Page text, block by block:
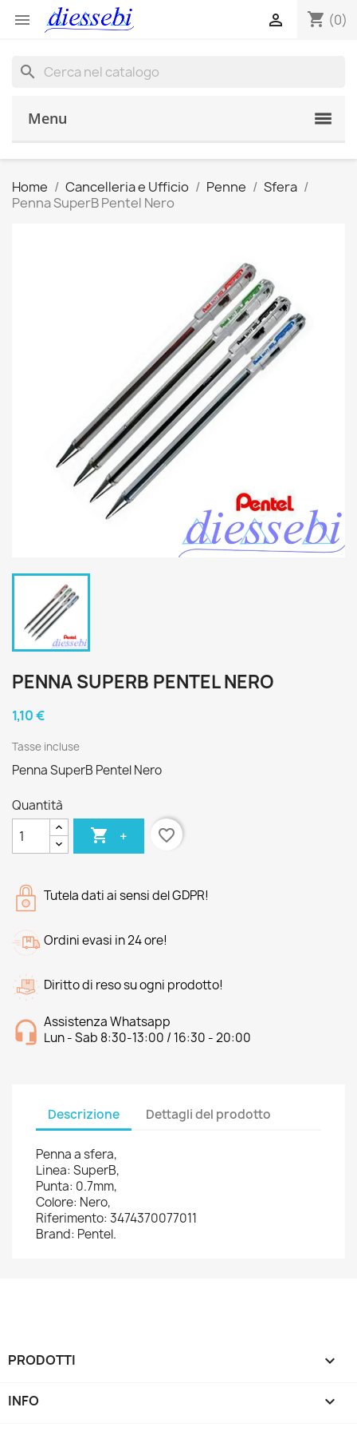
 shopping_cart (0)

search
Menu
Home Cancelleria e Ufficio Penne
Sfera
Penna SuperB Pentel Nero
PENNA SUPERB PENTEL NERO
1,10 €
Tasse incluse
Penna SuperB Pentel Nero
Quantità
 + favorite_border
Tutela dati ai sensi del GDPR!
Ordini evasi in 24 ore!
Diritto di reso su ogni prodotto!
Assistenza Whatsapp
Lun - Sab 8:30-13:00 / 16:30 - 20:00
Descrizione Dettagli del prodotto
Penna a sfera,
Linea: SuperB,
Punta: 0.7mm,
Colore: Nero,
Riferimento: 3474370077011
Brand: Pentel.
PRODOTTI 
INFO 